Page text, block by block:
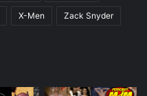
X-Men Zack Snyder